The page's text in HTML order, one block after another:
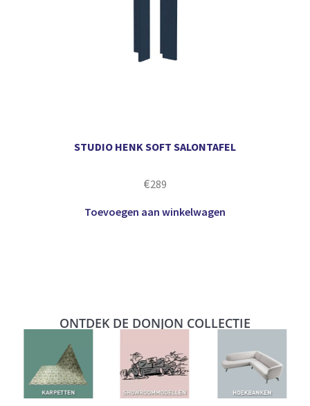
STUDIO HENK SOFT SALONTAFEL
€289
Toevoegen aan winkelwagen
ONTDEK DE DONJON COLLECTIE